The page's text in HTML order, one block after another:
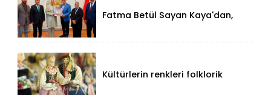
Fatma Betül Sayan Kaya'dan,
Kültürlerin renkleri folklorik